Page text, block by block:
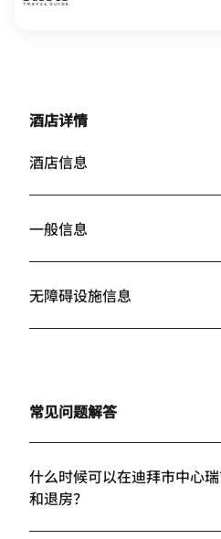
酒店详情
酒店信息
一般信息
无障碍设施信息
常见问题解答
什么时候可以在迪拜市中心
和退房？